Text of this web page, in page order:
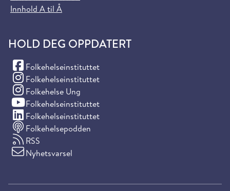
Innhold A til Å
HOLD DEG OPPDATERT
Folkehelseinstituttet
(Facebook)
Folkehelseinstituttet
(Instagram)
Folkehelse Ung
(Instagram)
Folkehelseinstituttet
(YouTube)
Folkehelseinstituttet
(LinkedIn)
Folkehelsepodden
RSS
Nyhetsvarsel